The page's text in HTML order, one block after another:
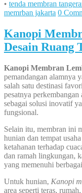
• tenda membran
memrban jakarta 0
Kanopi
Desain Ruang
Kanopi Membran
pemandangan alamnya
salah satu destinasi
pesatnya
sebagai solusi inovatif
fungsional.
Selain itu, membran ini
hunian dan tempat
ketahanan terhadap
dan ramah lingkungan,
yang memenuhi
Untuk hunian, Kanopi
area seperti teras,